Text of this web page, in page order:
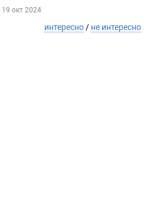
19 окт 2024
интересно/ не интересно